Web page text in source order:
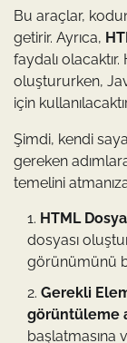
Bu araçlar,
getirir. Ayrıca,
faydalı olacaktır.
oluştururken,
için
Şimdi, kendi
gereken
temelini
HTML
dosyası
görünümünü
Gerekli
görüntüleme
başlatmasına